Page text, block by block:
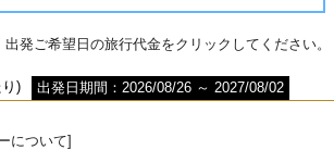
発ご希望日の旅行代金をクリックしてください。
)
出発日期間：2026/08/26 ～ 2027/08/02
について]